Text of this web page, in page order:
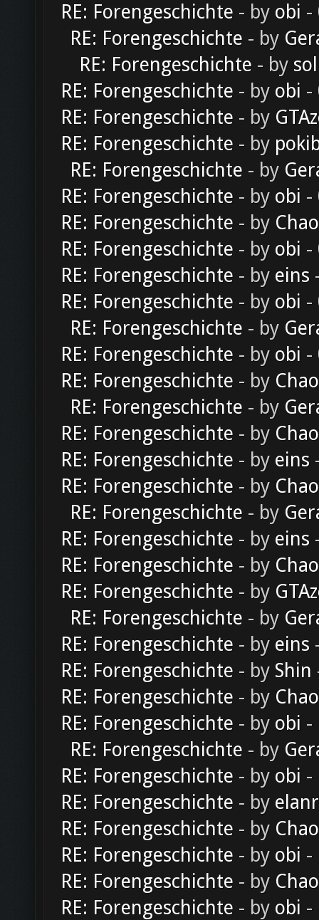
RE: Forengeschichte - by obi -
RE: Forengeschichte - by
RE: Forengeschichte - by
RE: Forengeschichte - by obi -
RE: Forengeschichte - by
RE: Forengeschichte - by
RE: Forengeschichte - by
RE: Forengeschichte - by obi -
RE: Forengeschichte - by
RE: Forengeschichte - by obi -
RE: Forengeschichte - by eins
RE: Forengeschichte - by obi -
RE: Forengeschichte - by
RE: Forengeschichte - by obi -
RE: Forengeschichte - by
RE: Forengeschichte - by
RE: Forengeschichte - by
RE: Forengeschichte - by eins
RE: Forengeschichte - by
RE: Forengeschichte - by
RE: Forengeschichte - by eins
RE: Forengeschichte - by
RE: Forengeschichte - by
RE: Forengeschichte - by
RE: Forengeschichte - by eins
RE: Forengeschichte - by Shin
RE: Forengeschichte - by
RE: Forengeschichte - by obi -
RE: Forengeschichte - by
RE: Forengeschichte - by obi -
RE: Forengeschichte - by
RE: Forengeschichte - by
RE: Forengeschichte - by obi -
RE: Forengeschichte - by
RE: Forengeschichte - by obi -